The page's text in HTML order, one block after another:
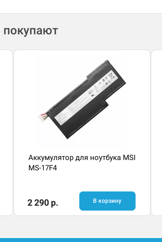
покупают
Аккумулятор для ноутбука MSI
MS-17F4
2 290 р. В корзину